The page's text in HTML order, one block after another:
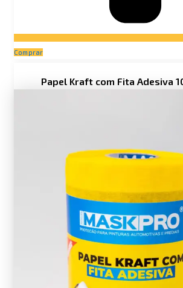
Comprar
Papel Kraft com Fita Adesiva